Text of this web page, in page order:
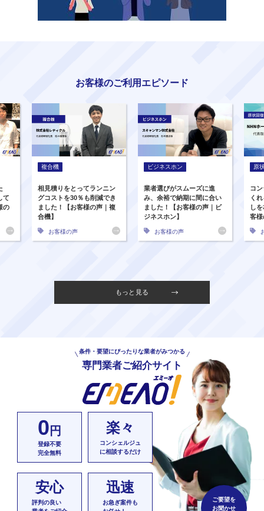
お客様のご利用エピソード
て
の
複合機
相見積りをとってランニン
グコストを30％も削減でき
ました！【お客様の声｜複
合機】
お客様の声
ビジネスホン
業者選びがスムーズに進
み、余裕で納期に間に合い
ました！【お客様の声｜ビ
ジネスホン】
お客様の声
原
コ
く
し
客
もっと見る
条件・要望にぴったりな業者がみつかる
専門業者ご紹介サイト
0 円
登録不要
完全無料
楽々
コンシェルジュ
に相談するだけ
安心
評判の良い
迅速
お急ぎ案件も
ご要望を
お聞かせ